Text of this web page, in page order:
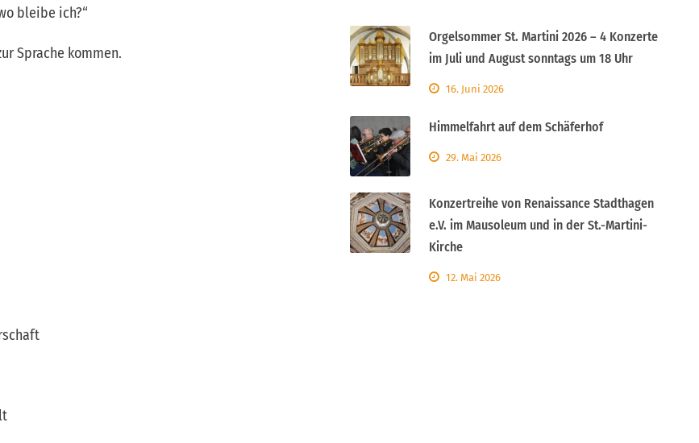
bleibe ich?“
Sprache kommen.
Orgelsommer St. Martini 2026 – 4 Konzerte
im Juli und August sonntags um 18 Uhr
16. Juni 2026
Himmelfahrt auf dem Schäferhof
29. Mai 2026
Konzertreihe von Renaissance Stadthagen
e.V. im Mausoleum und in der St.-Martini-
Kirche
12. Mai 2026